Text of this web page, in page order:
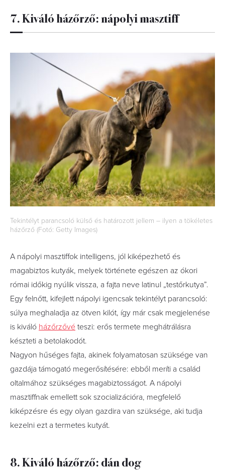
7. Kiváló házőrző: nápolyi masztiff
Tekintélyt parancsoló külső és határozott jellem – ilyen a tökéletes
házőrző (Fotó: Getty Images)
A nápolyi masztiffok intelligens, jól kiképezhető és
magabiztos kutyák, melyek története egészen az ókori
római időkig nyúlik vissza, a fajta neve latinul „testőrkutya”.
Egy felnőtt, kifejlett nápolyi igencsak tekintélyt parancsoló:
súlya meghaladja az ötven kilót, így már csak megjelenése
is kiváló házőrzővé teszi: erős termete meghátrálásra
készteti a betolakodót.
Nagyon hűséges fajta, akinek folyamatosan szüksége van
gazdája támogató megerősítésére: ebből meríti a család
oltalmához szükséges magabiztosságot. A nápolyi
masztiffnak emellett sok szocializációra, megfelelő
kiképzésre és egy olyan gazdira van szüksége, aki tudja
kezelni ezt a termetes kutyát.
8. Kiváló házőrző: dán dog